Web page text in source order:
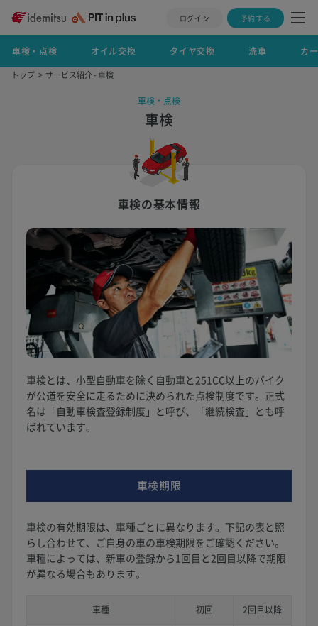
ログイン 予約する
車検・点検 オイル交換 タイヤ交換 洗車 カ
トップ サービス紹介 - 車検
車検・点検
車検
車検の基本情報
車検とは、小型自動車を除く自動車と251CC以上のバイク
が公道を安全に走るために決められた点検制度です。正式
名は「自動車検査登録制度」と呼び、「継続検査」とも呼
ばれています。
車検期限
車検の有効期限は、車種ごとに異なります。下記の表と照
らし合わせて、ご自身の車の車検期限をご確認ください。
車種によっては、新車の登録から1回目と2回目以降で期限
が異なる場合もあります。
車種 初回 2回目以降